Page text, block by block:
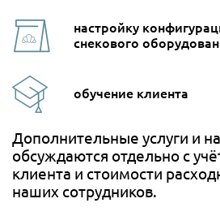
настройку
снекового
обучение клиента
Дополнительные услуги и
обсуждаются отдельно с
клиента и стоимости
наших сотрудников.